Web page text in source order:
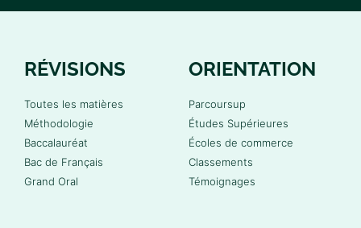
RÉVISIONS
Toutes les matières
Méthodologie
Baccalauréat
Bac de Français
Grand Oral
ORIENTATION
Parcoursup
Études Supérieures
Écoles de commerce
Classements
Témoignages